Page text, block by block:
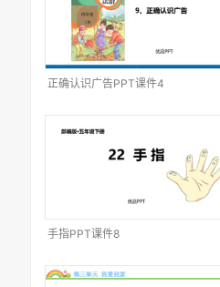
正确认识广告PPT课件4
手指PPT课件8